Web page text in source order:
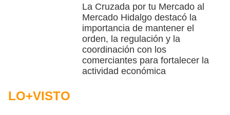
La Cruzada por tu Mercado al
Mercado Hidalgo destacó la
importancia de mantener el
orden, la regulación y la
coordinación con los
comerciantes para fortalecer la
actividad económica
LO+VISTO